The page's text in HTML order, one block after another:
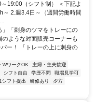
19:00（シフト制） ＜下記よ
～ 2.週3.4日～（週間労働時間
「刺身のツマをトレーにの
ような対面販売コーナーも
ー！ 「トレーの上に刺身の
WワークOK
主婦・主夫歓迎
シフト自由 学歴不問
職場見学可
シフト提出 研修あり
夕方